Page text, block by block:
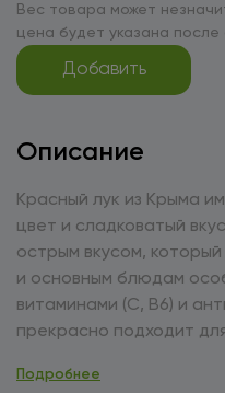
Вес товара может
цена будет указана
Добавить
Описание
Красный лук из Крыма
цвет и сладковатый
острым вкусом,
и основным блюдам
витаминами (С, В6) и
прекрасно подходит
гарнира к мясным и
Подробнее